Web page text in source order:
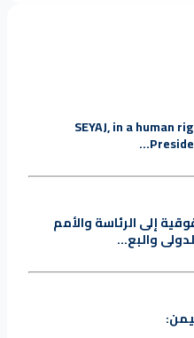
SEYAJ, in a human
إلى الرئاسة والأمم
والبع...